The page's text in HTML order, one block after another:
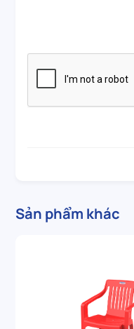
Sản phẩm khác